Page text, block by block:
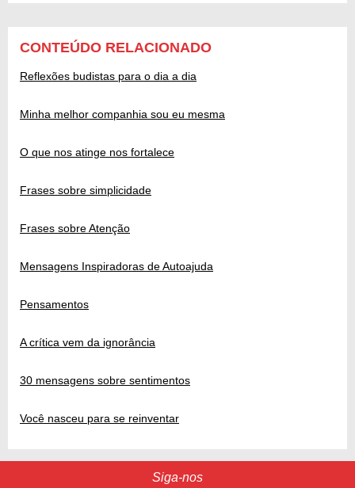
CONTEÚDO RELACIONADO
Reflexões budistas para o dia a dia
Minha melhor companhia sou eu mesma
O que nos atinge nos fortalece
Frases sobre simplicidade
Frases sobre Atenção
Mensagens Inspiradoras de Autoajuda
Pensamentos
A crítica vem da ignorância
30 mensagens sobre sentimentos
Você nasceu para se reinventar
Siga-nos